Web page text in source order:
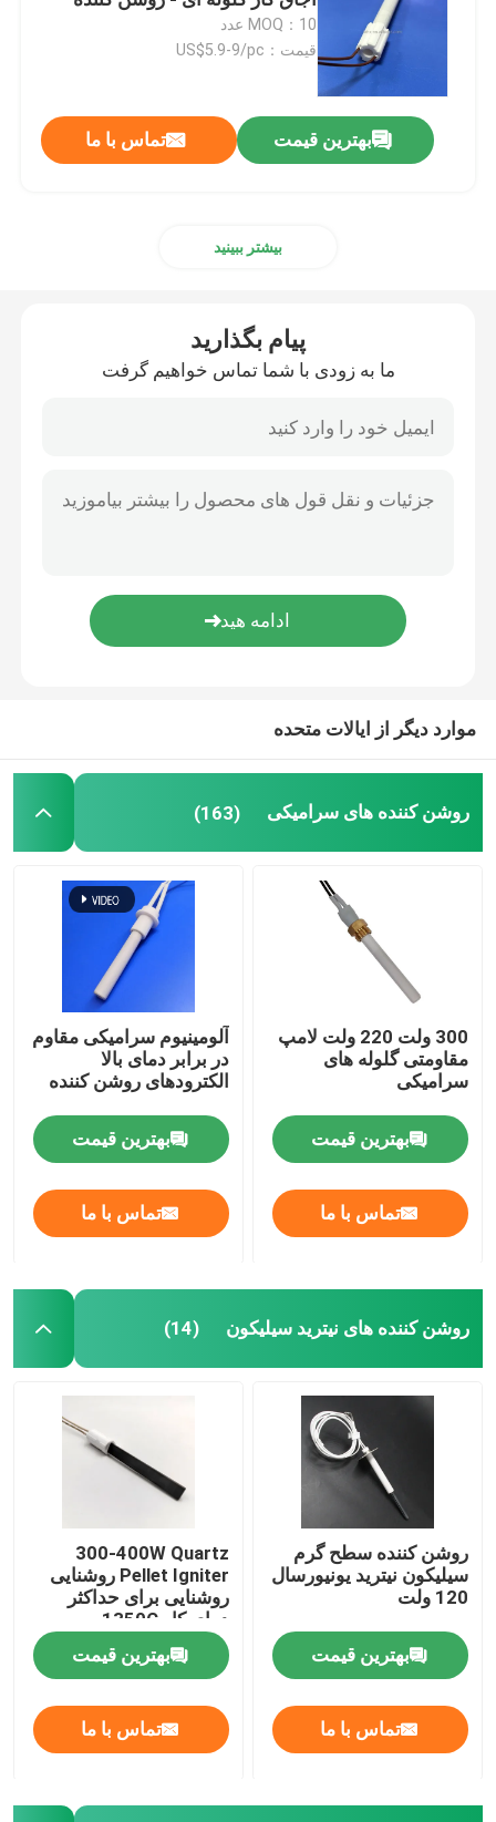
روشن کننده های سرامیکی
روشن کننده های نیترید سیلیکون
دستگاه ازن قابل حمل
MOQ：10 عدد
قیمت：US$5.9-9/pc
بهترین قیمت تماس با ما
بیشتر ببینید
پیام بگذارید
ما به زودی با شما تماس خواهیم گرفت
موارد دیگر از ایالات متحده
روشن کننده های سرامیکی (163)
300 ولت 220 ولت لامپ
مقاومتی گلوله های
سرامیکی
بهترین قیمت
تماس با ما
آلومینیوم سرامیکی مقاوم
در برابر دمای بالا
الکترودهای روشن کننده
بهترین قیمت
تماس با ما
روشن کننده های نیترید سیلیکون (14)
روشن کننده سطح گرم
سیلیکون نیترید یونیورسال
120 ولت
بهترین قیمت
تماس با ما
300-400W Quartz
Pellet Igniter روشنایی
روشنایی برای حداکثر
دمای کار 1350C
بهترین قیمت
تماس با ما